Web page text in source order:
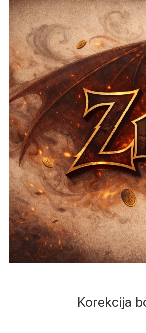
Korekcija